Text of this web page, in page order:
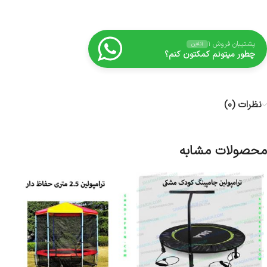
پشتیبان فروش ۱ آنلاین
چطور میتونم کمکتون کنم؟
نظرات (0)
محصولات مشابه